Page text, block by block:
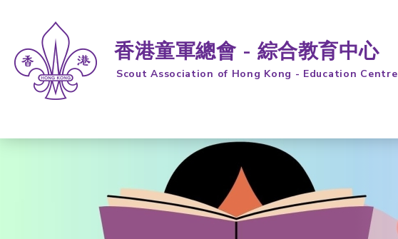
香港童軍總會 - 綜合教育中心
Scout Association of Hong Kong - Education Centre
跳到內容 (按輸入鍵)